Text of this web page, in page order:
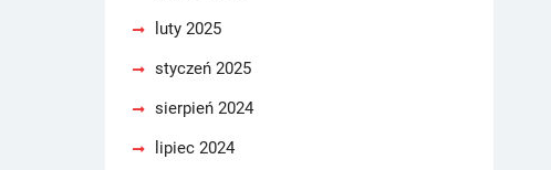
luty 2025
styczeń 2025
sierpień 2024
lipiec 2024